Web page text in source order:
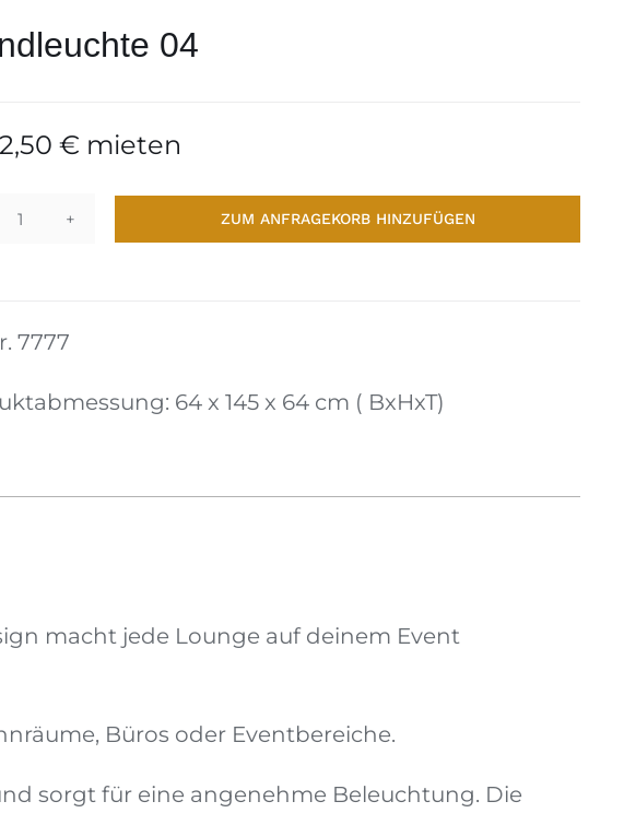
04
€ mieten
Standleuchte
ZUM ANFRAGEKORB HINZUFÜGEN
7777
64 x 145 x 64 cm ( BxHxT)
macht jede Lounge auf deinem Event
Büros oder Eventbereiche.
sorgt für eine angenehme Beleuchtung. Die